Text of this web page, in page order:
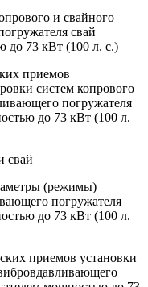
и свайного
свай
до 73 кВт (100 л. с.)
приемов
систем копрового
погружателя
до 73 кВт (100 л.
свай
(режимы)
погружателя
до 73 кВт (100 л.
приемов установки